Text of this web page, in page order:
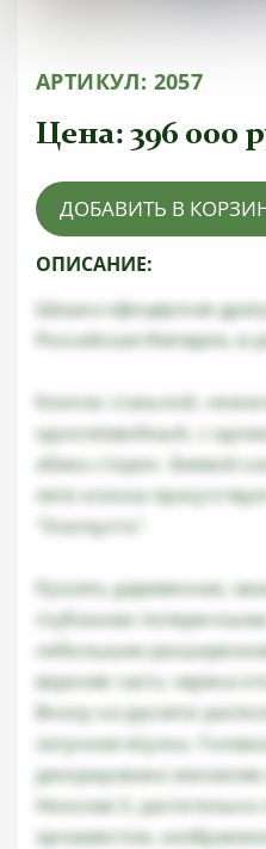
АРТИКУЛ: 2057
Цена: 396 000
ДОБАВИТЬ В
ОПИСАНИЕ:
Шашка офицерская
Российская Империя, в
Клинок стальной,
однолезвийный, с
обеих сторон. Боевой
пяте клинка
"Златоустъ".
Рукоять деревянная,
глубокими
небольшим
верхняя часть черена
Внизу на рукояти
латунная втулка.
декорировано
Николая II,
орнаментом,